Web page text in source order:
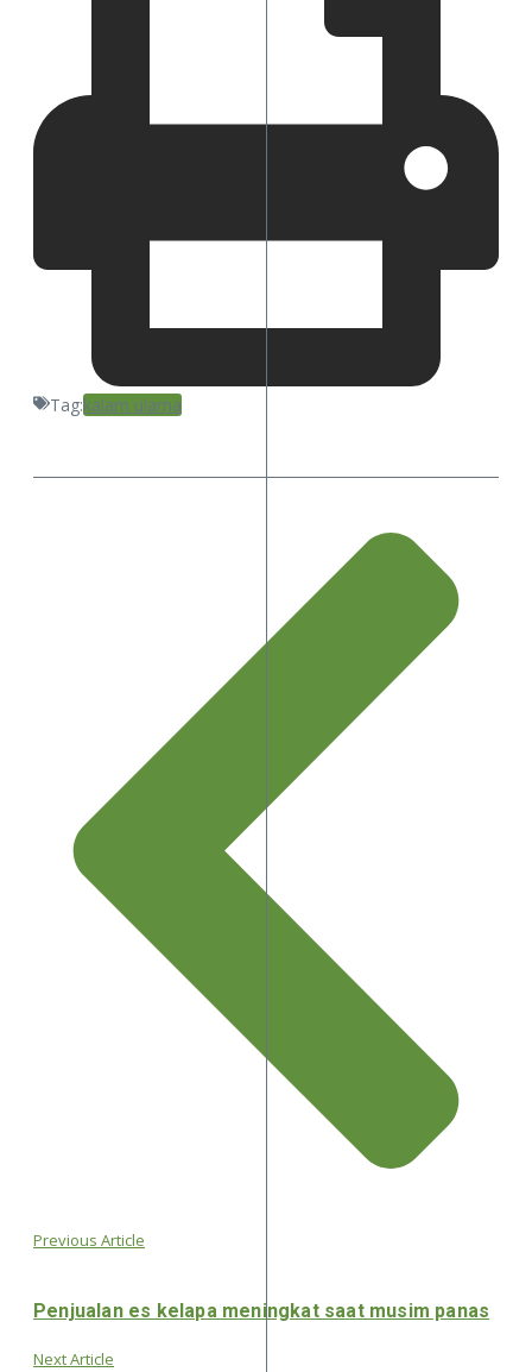
Tag:kalam ulama
Previous Article
Penjualan es kelapa meningkat saat musim panas
Next Article